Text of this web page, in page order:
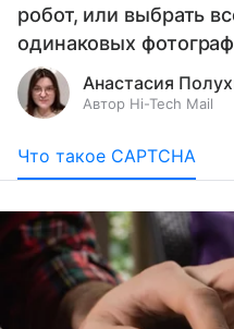
робот, или выбрать
одинаковых
Анастасия
Автор Hi-Tech Mail
Что такое CAPTCHA